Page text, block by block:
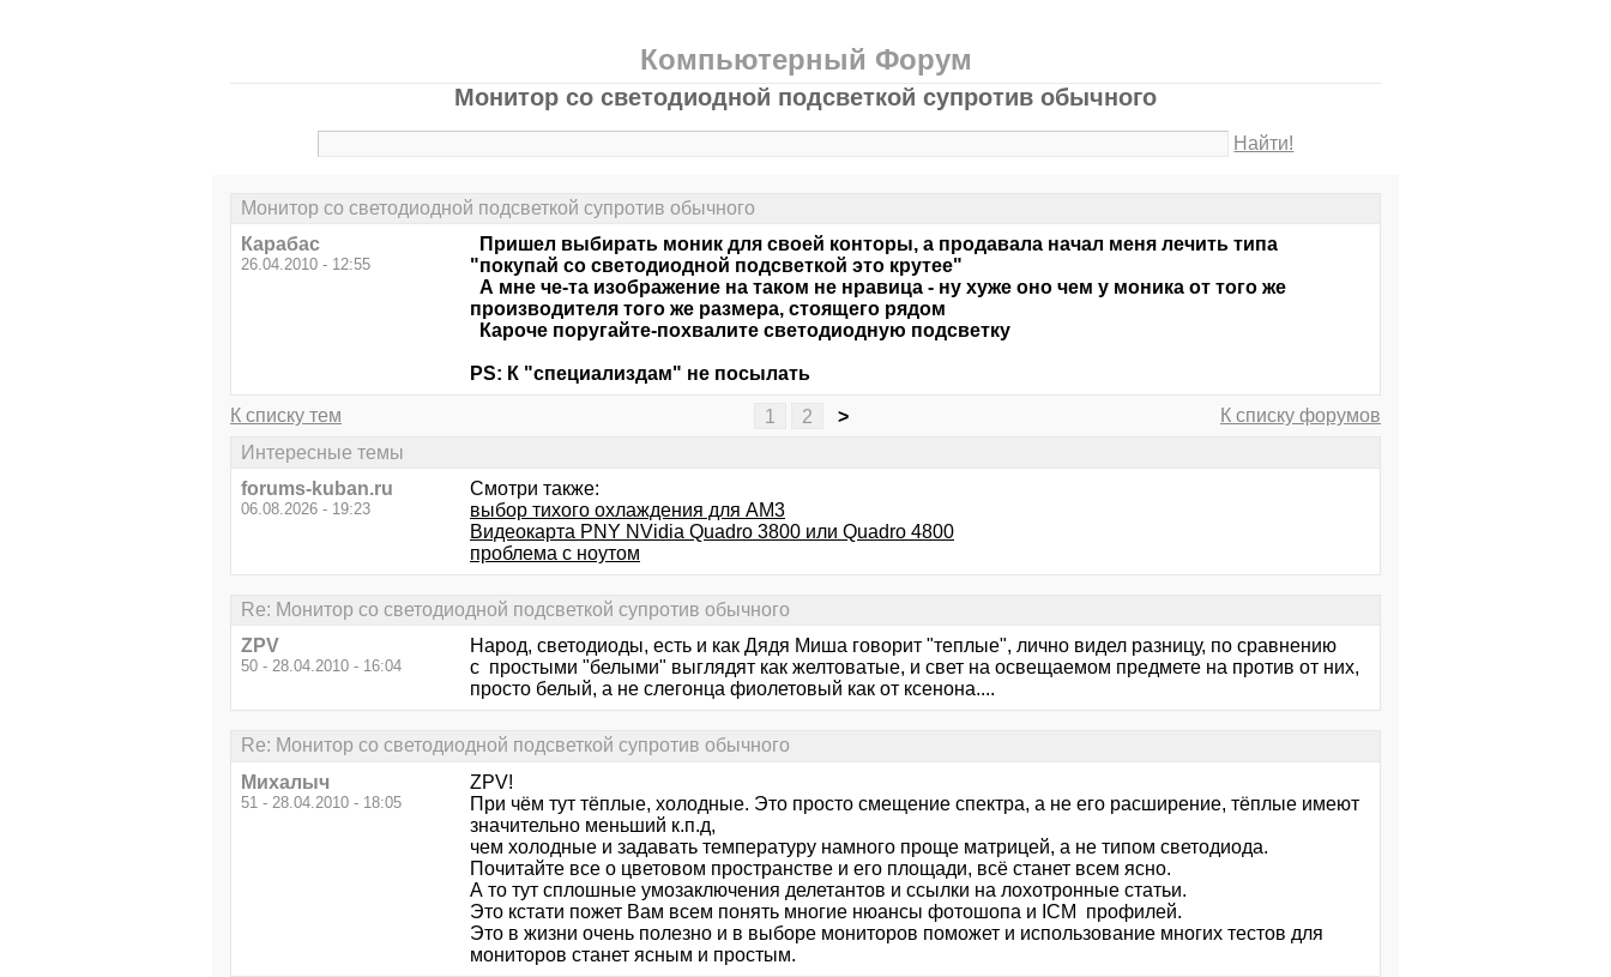
Компьютерный Форум
Монитор со светодиодной подсветкой супротив обычного
Найти!
Монитор со светодиодной подсветкой супротив обычного
Карабас
26.04.2010 - 12:55
Пришел выбирать моник для своей конторы, а продавала начал меня лечить типа
"покупай со светодиодной подсветкой это крутее"
А мне че-та изображение на таком не нравица - ну хуже оно чем у моника от того же
производителя того же размера, стоящего рядом
Кароче поругайте-похвалите светодиодную подсветку
PS: К "специализдам" не посылать
К списку тем 1 2 >
К списку форумов
Интересные темы
forums-kuban.ru
06.08.2026 - 19:23
Смотри также:
выбор тихого охлаждения для AM3
Видеокарта PNY NVidia Quadro 3800 или Quadro 4800
проблема с ноутом
Re: Монитор со светодиодной подсветкой супротив обычного
ZPV
50 - 28.04.2010 - 16:04
Народ, светодиоды, есть и как Дядя Миша говорит "теплые", лично видел разницу, по сравнению
с простыми "белыми" выглядят как желтоватые, и свет на освещаемом предмете на против от них,
просто белый, а не слегонца фиолетовый как от ксенона....
Re: Монитор со светодиодной подсветкой супротив обычного
Михалыч
51 - 28.04.2010 - 18:05
ZPV!
При чём тут тёплые, холодные. Это просто смещение спектра, а не его расширение, тёплые имеют
значительно меньший к.п.д,
чем холодные и задавать температуру намного проще матрицей, а не типом светодиода.
Почитайте все о цветовом пространстве и его площади, всё станет всем ясно.
А то тут сплошные умозаключения делетантов и ссылки на лохотронные статьи.
Это кстати пожет Вам всем понять многие нюансы фотошопа и ICM профилей.
Это в жизни очень полезно и в выборе мониторов поможет и использование многих тестов для
мониторов станет ясным и простым.